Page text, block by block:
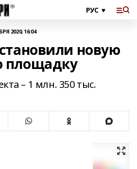
2020, 16:04
новую
площадку
– 1 млн. 350 тыс.